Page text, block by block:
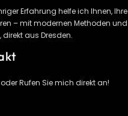
Erfahrung helfe ich Ihnen, Ihre
– mit modernen Methoden und
aus Dresden.
oder Rufen Sie mich direkt an!